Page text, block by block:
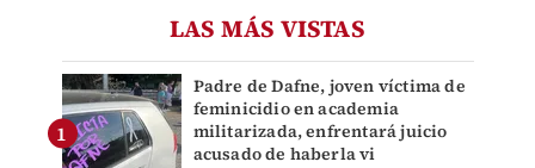
LAS MÁS VISTAS
Padre de Dafne, joven víctima de
feminicidio en academia
militarizada, enfrentará juicio
acusado de haberla vi